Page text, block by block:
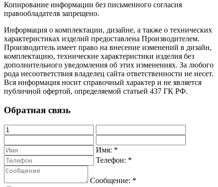
Копирование информации без письменного согласия
правообладателя запрещено.
Информация о комплектации, дизайне, а также о технических
характеристиках изделий предоставлена Производителем.
Производитель имеет право на внесение изменений в дизайн,
комплектацию, технические характеристики изделия без
дополнительного уведомления об этих изменениях. За любого
рода несоответствия владелец сайта ответственности не несет.
Вся информация носит справочный характер и не является
публичной офертой, определяемой статьей 437 ГК РФ.
Обратная связь
Имя: *
Телефон: *
Сообщение: *